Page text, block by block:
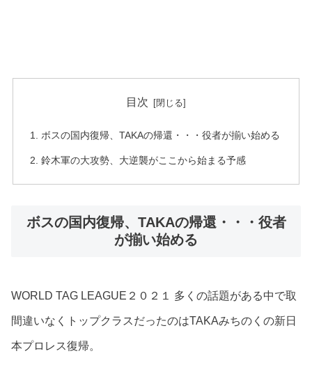
目次
ボスの国内復帰、TAKAの帰還・・・役者が揃い始める
鈴木軍の大攻勢、大逆襲がここから始まる予感
ボスの国内復帰、TAKAの帰還・・・役者
が揃い始める
WORLD TAG LEAGUE２０２１ 多くの話題がある中で取
間違いなくトップクラスだったのはTAKAみちのくの新日
本プロレス復帰。